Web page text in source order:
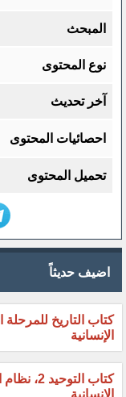
المبحث
نوع المحتوى
آخر تحديث
احصائيات المحتوى
تحميل المحتوى
اضيف حديثاً
كتاب التاريخ للمرحلة
الإنسانية
كتاب
الإنسانية